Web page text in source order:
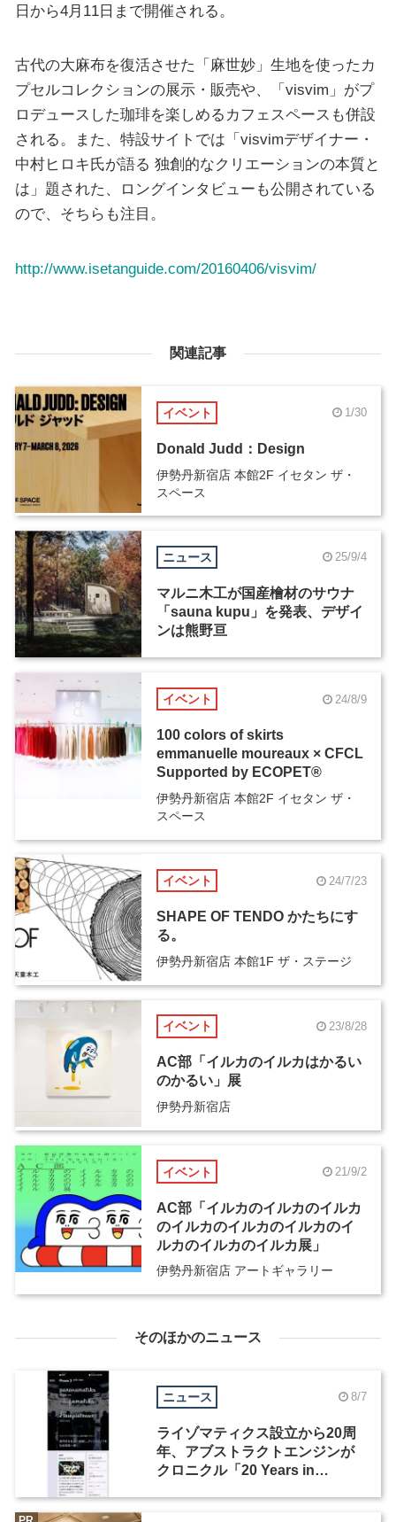
日から4月11日まで開催される。
古代の大麻布を復活させた「麻世妙」生地を使ったカ
プセルコレクションの展示・販売や、「visvim」がプ
ロデュースした珈琲を楽しめるカフェスペースも併設
される。また、特設サイトでは「visvimデザイナー・
中村ヒロキ氏が語る 独創的なクリエーションの本質と
は」題された、ロングインタビューも公開されている
ので、そちらも注目。
http://www.isetanguide.com/20160406/visvim/
関連記事
イベント 1/30
Donald Judd：Design
伊勢丹新宿店 本館2F イセタン ザ・
スペース
ニュース 25/9/4
マルニ木工が国産檜材のサウナ
「sauna kupu」を発表、デザイ
ンは熊野亘
イベント 24/8/9
100 colors of skirts
emmanuelle moureaux × CFCL
Supported by ECOPET®
伊勢丹新宿店 本館2F イセタン ザ・
スペース
イベント 24/7/23
SHAPE OF TENDO かたちにす
る。
伊勢丹新宿店 本館1F ザ・ステージ
イベント 23/8/28
AC部「イルカのイルカはかるい
のかるい」展
伊勢丹新宿店
イベント 21/9/2
AC部「イルカのイルカのイルカ
のイルカのイルカのイルカのイ
ルカのイルカのイルカ展」
伊勢丹新宿店 アートギャラリー
そのほかのニュース
ニュース 8/7
ライゾマティクス設立から20周
年、アブストラクトエンジンが
クロニクル「20 Years in